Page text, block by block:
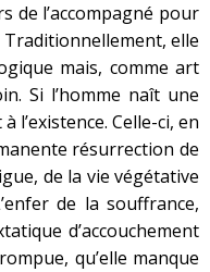
de l’accompagné pour
Traditionnellement, elle
mais, comme art
Si l’homme naît une
l’existence. Celle-ci, en
résurrection de
de la vie végétative
de la souffrance,
d’accouchement
qu’elle manque